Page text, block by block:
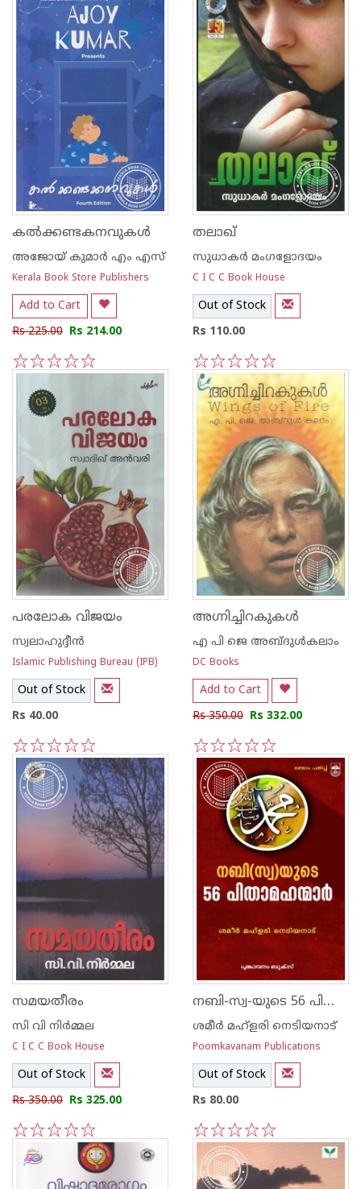
കല്‍ക്കണ്ടകനവുകള്‍
അജോയ് കുമാര്‍ എം എസ്
Kerala Book Store Publishers
Add to Cart
Rs 225.00 Rs 214.00
5
4
3
2
1
തലാഖ്
സുധാകര്‍ മംഗളോദയം
C I C C Book House
Out of Stock
Rs 110.00
5
4
3
2
1
പരലോക വിജയം
സ്വലാഹുദ്ദീന്‍
Islamic Publishing Bureau (IPB)
Out of Stock
Rs 40.00
5
4
3
2
1
അഗ്നിച്ചിറകുകള്‍
എ പി ജെ അബ്ദുള്‍കലാം
DC Books
Add to Cart
Rs 350.00 Rs 332.00
5
4
3
2
1
സമയതീരം
സി വി നിര്‍മ്മല
C I C C Book House
Out of Stock
Rs 350.00 Rs 325.00
5
2
നബി-സ്വ-യുടെ 56 പിതാമഹന്മാര്‍
ശമീര്‍ മഹ്ളരി നെടിയനാട്
Poomkavanam Publications
Out of Stock
Rs 80.00
5
4
3
2
1